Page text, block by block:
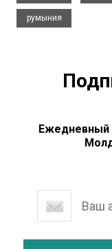
румыния
Ежедневный